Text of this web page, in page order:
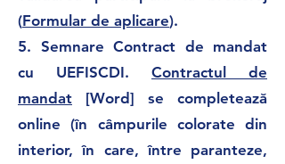
(Formular de aplicare).
5. Semnare Contract de mandat
cu UEFISCDI. Contractul de
mandat [Word] se completează
online (în câmpurile colorate din
interior, în care, între paranteze,